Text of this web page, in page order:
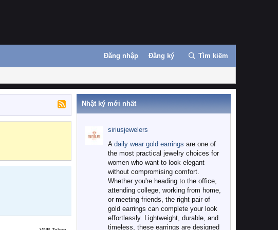
Đăng nhập Đăng ký Tìm kiếm
Nhật ký mới nhất
siriusjewelers
A daily wear gold earrings are one of
the most practical jewelry choices for
women who want to look elegant
without compromising comfort.
Whether you're heading to the office,
attending college, working from home,
or meeting friends, the right pair of
gold earrings can complete your look
effortlessly. Lightweight, durable, and
timeless, these earrings are designed